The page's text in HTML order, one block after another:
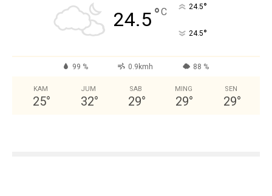
24.5°C 24.5°
24.5°
99 % 0.9kmh 88 %
KAM
25°
JUM
32°
SAB
29°
MING
29°
SEN
29°